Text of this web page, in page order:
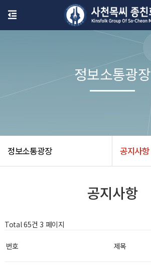
정보소통광장 공지사항
정보소통광장
공지사항
Total 65건 3 페이지
번호 제목